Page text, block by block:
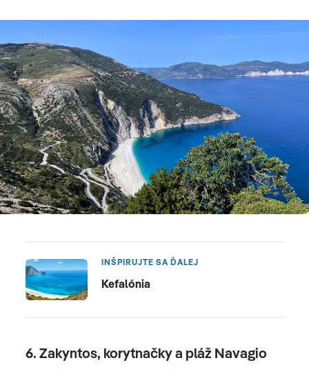
INŠPIRUJTE SA ĎALEJ
Kefalónia
6. Zakyntos, korytnačky a pláž Navagio